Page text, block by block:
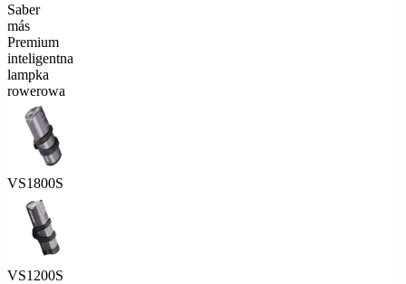
Saber
más
Premium
inteligentna
lampka
rowerowa
VS1800S
VS1200S